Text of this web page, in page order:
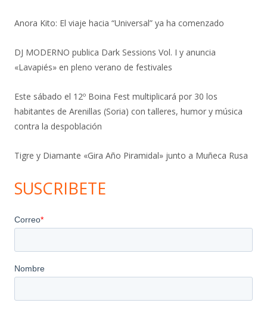
Anora Kito: El viaje hacia “Universal” ya ha comenzado
DJ MODERNO publica Dark Sessions Vol. I y anuncia
«Lavapiés» en pleno verano de festivales
Este sábado el 12º Boina Fest multiplicará por 30 los
habitantes de Arenillas (Soria) con talleres, humor y música
contra la despoblación
Tigre y Diamante «Gira Año Piramidal» junto a Muñeca Rusa
SUSCRIBETE